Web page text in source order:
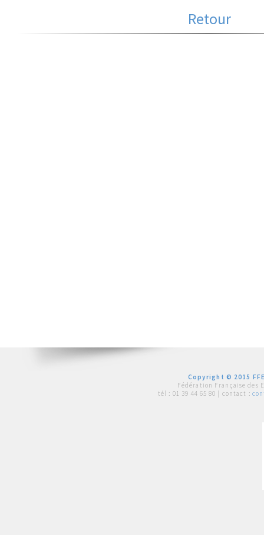
Retour
Copyright © 2015
Fédération Française des
tél : 01 39 44 65 80 | contact :